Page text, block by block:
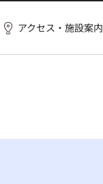
アクセス・施設案内